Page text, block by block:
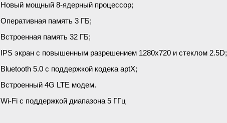
Новый мощный 8-ядерный процессор;
Оперативная память 3 ГБ;
Встроенная память 32 ГБ;
IPS экран с повышенным разрешением 1280x720 и стеклом 2.5D;
Bluetooth 5.0 с поддержкой кодека aptX;
Встроенный 4G LTE модем.
Wi-Fi с поддержкой диапазона 5 ГГц